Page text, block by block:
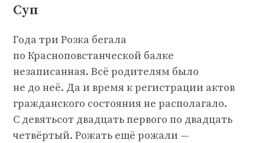
Суп
Года три Розка бегала
по Красноповстанческой балке
незаписанная. Всё родителям было
не до неё. Да и время к регистрации актов
гражданского состояния не располагало.
С девятьсот двадцать первого по двадцать
четвёртый. Рожать ещё рожали —